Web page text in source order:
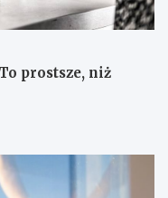
prostsze, niż